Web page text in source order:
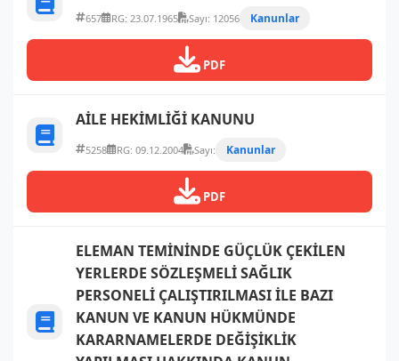
657 RG: 23.07.1965 Sayı: 12056 Kanunlar
PDF
AİLE HEKİMLİĞİ KANUNU
5258 RG: 09.12.2004 Sayı: Kanunlar
PDF
ELEMAN TEMİNİNDE GÜÇLÜK ÇEKİLEN
YERLERDE SÖZLEŞMELİ SAĞLIK
PERSONELİ ÇALIŞTIRILMASI İLE BAZI
KANUN VE KANUN HÜKMÜNDE
KARARNAMELERDE DEĞİŞİKLİK